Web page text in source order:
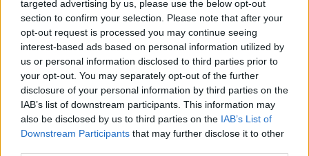
targeted advertising by us, please use the below opt-out
section to confirm your selection. Please note that after your
opt-out request is processed you may continue seeing
interest-based ads based on personal information utilized by
us or personal information disclosed to third parties prior to
your opt-out. You may separately opt-out of the further
disclosure of your personal information by third parties on the
IAB’s list of downstream participants. This information may
also be disclosed by us to third parties on the IAB’s List of
Downstream Participants that may further disclose it to other
δύσκολο αυτό το πράγμα. Έρχονται στιγμές
που λυγίζεις,
άλλες στιγμές όμως λες θα σε κερδίσω, του
χρόνου θα τραγουδάω, θα κάνω πράγματα.
Πολλές φορές σκέφτομαι γιατί σε εμένα όλα.
Μιλούσα με τον κουμπάρο μου τον Νάσο
(Γουμενίδη),